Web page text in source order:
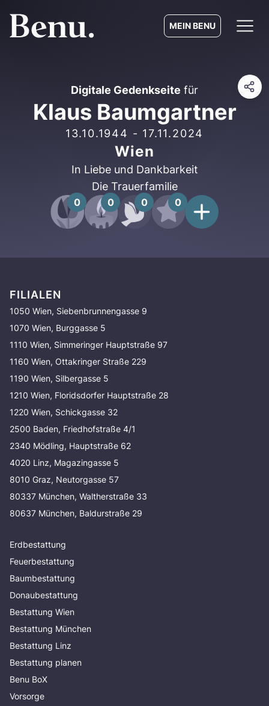
MEIN BENU
Digitale Gedenkseite für
Klaus Baumgartner
13.10.1944 - 17.11.2024
Wien
In Liebe und Dankbarkeit
Die Trauerfamilie
0 0 0 0
FILIALEN
1050 Wien, Siebenbrunnengasse 9
1070 Wien, Burggasse 5
1110 Wien, Simmeringer Hauptstraße 97
1160 Wien, Ottakringer Straße 229
1190 Wien, Silbergasse 5
1210 Wien, Floridsdorfer Hauptstraße 28
1220 Wien, Schickgasse 32
2500 Baden, Friedhofstraße 4/1
2340 Mödling, Hauptstraße 62
4020 Linz, Magazingasse 5
8010 Graz, Neutorgasse 57
80337 München, Waltherstraße 33
80637 München, Baldurstraße 29
Erdbestattung
Feuerbestattung
Baumbestattung
Donaubestattung
Bestattung Wien
Bestattung München
Bestattung Linz
Bestattung planen
Benu BoX
Vorsorge